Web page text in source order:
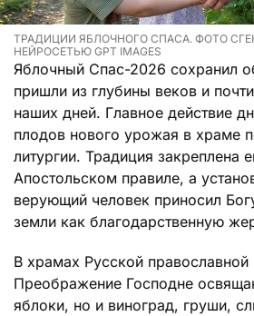
ТРАДИЦИИ ЯБЛОЧНОГО СПАСА. ФОТО
НЕЙРОСЕТЬЮ GPT IMAGES
Яблочный Спас-2026 сохранил
пришли из глубины веков и
наших дней. Главное действие
плодов нового урожая в храме
литургии. Традиция закреплена
Апостольском правиле, а
верующий человек приносил
земли как благодарственную
В храмах Русской православной
Преображение Господне
яблоки, но и виноград, груши,